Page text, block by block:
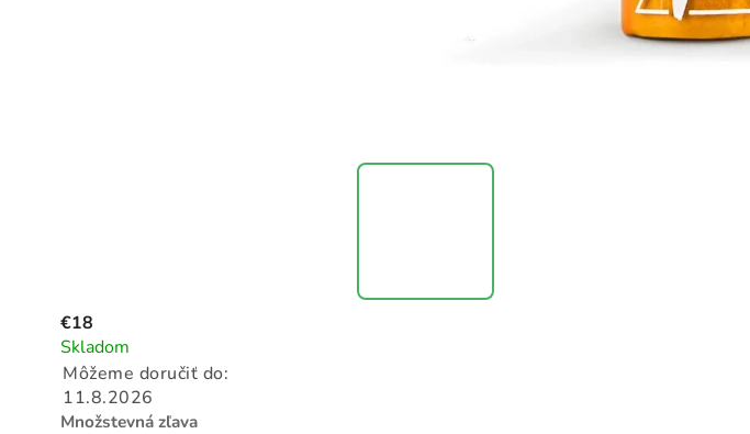
€18
Skladom
Môžeme doručiť do:
11.8.2026
Množstevná zľava